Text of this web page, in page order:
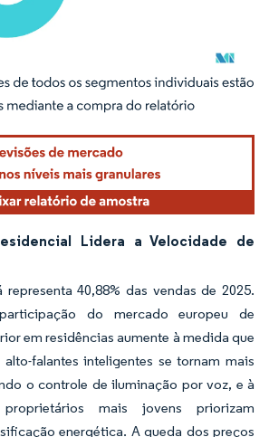
O reuso requer atribuição conforme CC BY 4.0.
Lidera a Velocidade de
40,88% das vendas de 2025.
do mercado europeu de
em residências aumente à medida que
falantes inteligentes se tornam mais
o controle de iluminação por voz, e à
mais jovens priorizam
energética. A queda dos preços